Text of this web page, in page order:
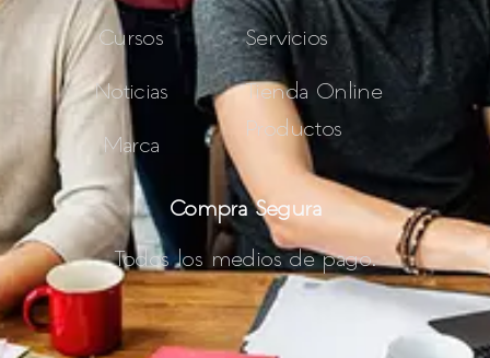
Cursos
Noticias
Marca
Servicios
Tienda Online
Productos
Compra Segura
Todos los medios de pago.